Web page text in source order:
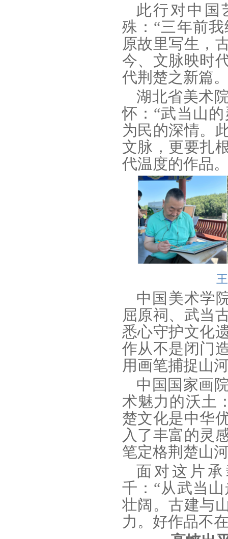
此行对中国
殊：“三年前
原故里写生，
今、文脉映时
代荆楚之新篇
湖北省美术
怀：“武当山
为民的深情。
文脉，更要扎
代温度的作品
中国美术学
屈原祠、武当
悉心守护文化
作从不是闭门
用画笔捕捉山
中国国家画
术魅力的沃土
楚文化是中华
入了丰富的灵
笔定格荆楚山
面对这片
千：“从武当
壮阔。古建与
力。好作品不